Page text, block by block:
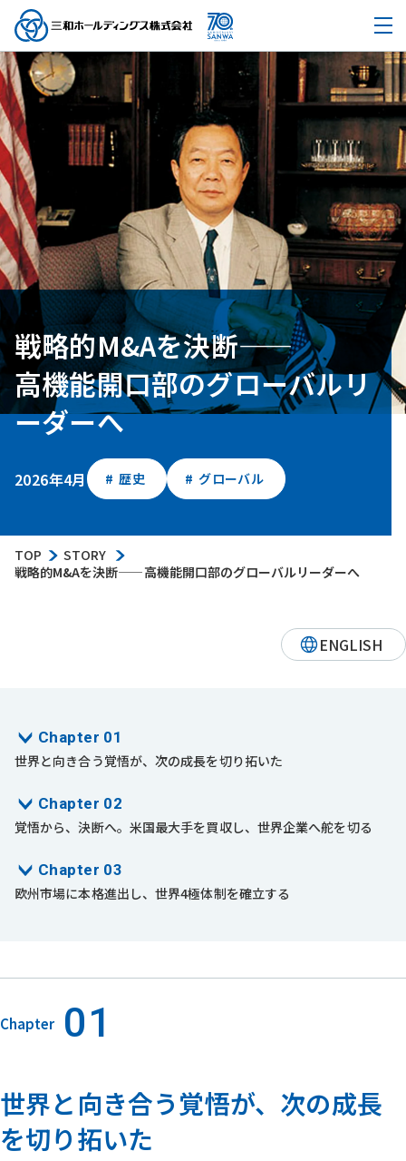
戦略的M&Aを決断——
高機能開口部のグローバルリ
ーダーへ
2026年4月 歴史 グローバル
TOP
STORY
戦略的M&Aを決断——高機能開口部のグローバルリーダーへ
ENGLISH
Chapter 01
世界と向き合う覚悟が、次の成長を切り拓いた
Chapter 02
覚悟から、決断へ。米国最大手を買収し、世界企業へ舵を切る
Chapter 03
欧州市場に本格進出し、世界4極体制を確立する
Chapter 01
世界と向き合う覚悟が、次の成長
を切り拓いた